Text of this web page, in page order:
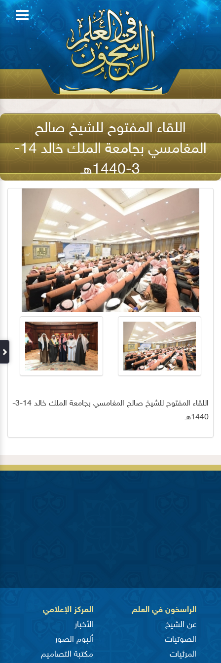
اللقاء المفتوح للشيخ صالح
المغامسي بجامعة الملك خالد 14-
3-1440هـ
اللقاء المفتوح للشيخ صالح المغامسي بجامعة الملك خالد 14-3-
1440هـ
الراسخون في العلم
عن الشيخ
الصوتيات
المرئيات
المركز الإعلامي
الأخبار
ألبوم الصور
مكتبة التصاميم